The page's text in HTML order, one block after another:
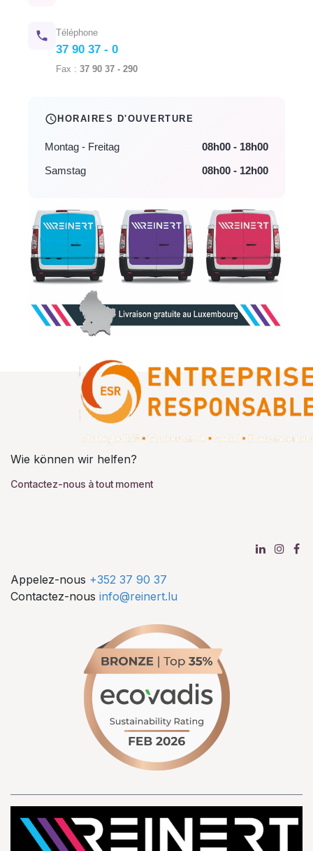
Téléphone
37 90 37 - 0
Fax : 37 90 37 - 290
HORAIRES D'OUVERTURE
Montag - Freitag
08h00 - 18h00
Samstag
08h00 - 12h00
Wie können wir helfen?
Contactez-nous à tout moment
Appelez-nous +352 37 90 37
Contactez-nous info@reinert.lu